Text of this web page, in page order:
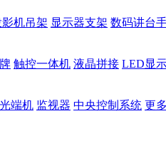
影机吊架 显示器支架 数码讲台
触控一体机 液晶拼接 LED显
光端机 监视器 中央控制系统 更